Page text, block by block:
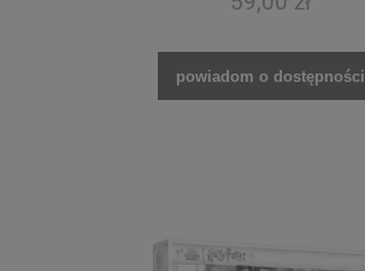
powiadom o dostępności